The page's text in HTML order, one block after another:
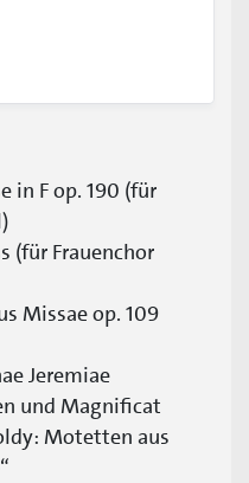
in F op. 190 (für
(für Frauenchor
Missae op. 109
Jeremiae
und Magnificat
Motetten aus